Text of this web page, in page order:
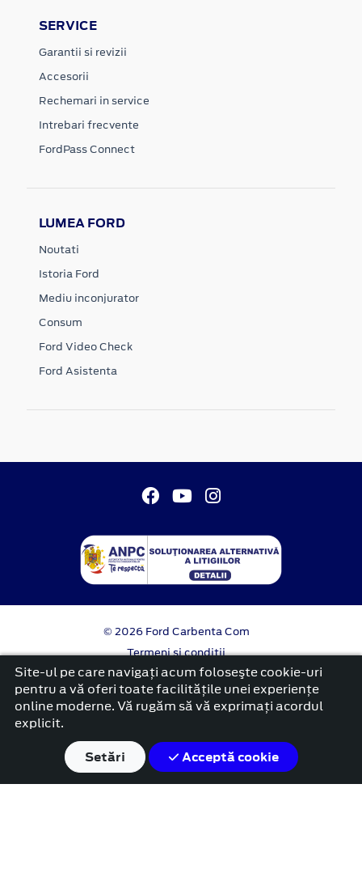
SERVICE
Garantii si revizii
Accesorii
Rechemari in service
Intrebari frecvente
FordPass Connect
LUMEA FORD
Noutati
Istoria Ford
Mediu inconjurator
Consum
Ford Video Check
Ford Asistenta
© 2026 Ford Carbenta Com
Termeni si conditii
Confidentialitate
Politica cookies
platformă dezvoltată de Workleto
Site-ul pe care navigați acum foloseşte cookie-uri
pentru a vă oferi toate facilitățile unei experiențe
online moderne. Vă rugăm să vă exprimați acordul
explicit.
Setări
Acceptă cookie